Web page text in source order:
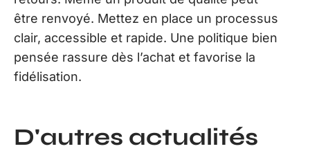
être renvoyé. Mettez en place un processus
clair, accessible et rapide. Une politique bien
pensée rassure dès l’achat et favorise la
fidélisation.
D'autres actualités